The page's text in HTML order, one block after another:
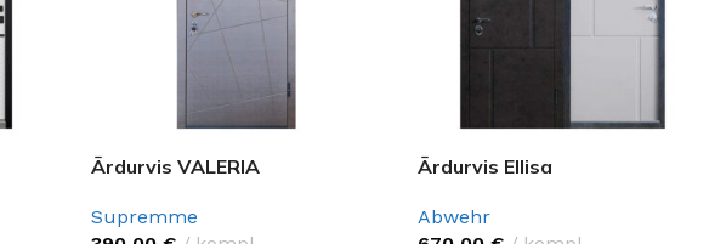
Ārdurvis VALERIA
Supremme
Ārdurvis Ellisa
Abwehr